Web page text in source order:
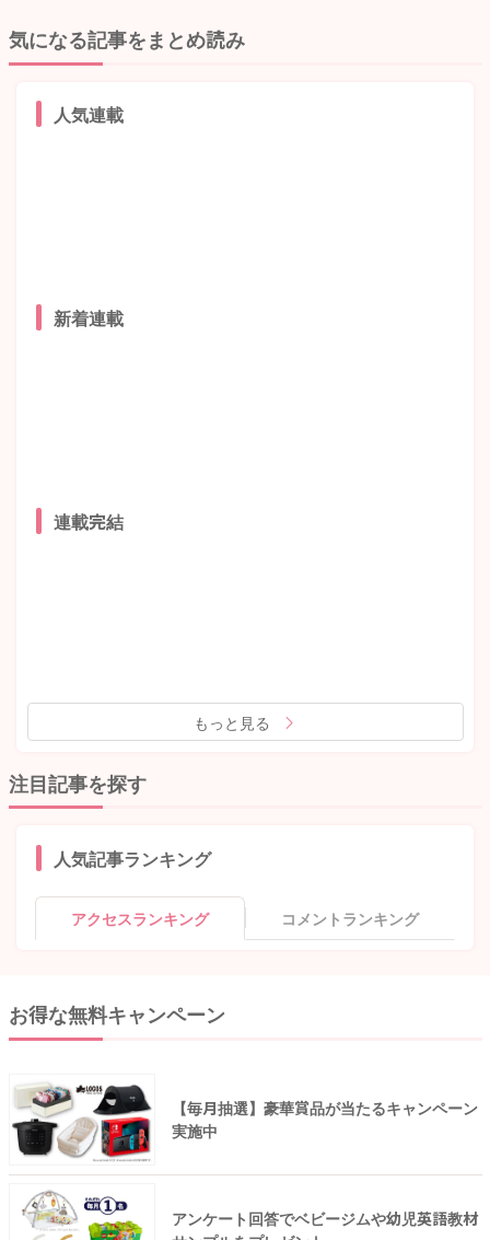
気になる記事をまとめ読み
人気連載
新着連載
連載完結
もっと見る
注目記事を探す
人気記事ランキング
アクセスランキング コメントランキング
お得な無料キャンペーン
【毎月抽選】豪華賞品が当たるキャンペーン
実施中
アンケート回答でベビージムや幼児英語教材